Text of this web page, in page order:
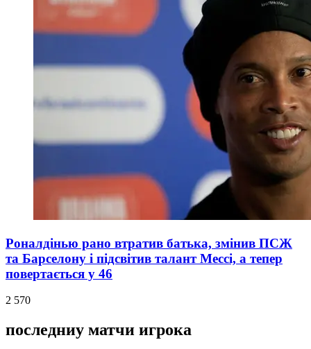
Роналдінью рано втратив батька, змінив ПСЖ
та Барселону і підсвітив талант Мессі, а тепер
повертається у 46
2 570
последниу матчи игрока